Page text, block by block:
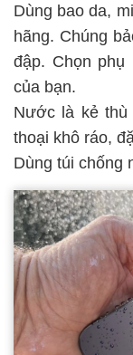
Dùng bao da,
hãng. Chúng
đập. Chọn
của bạn.
Nước là kẻ thù
thoại khô ráo,
Dùng túi chống